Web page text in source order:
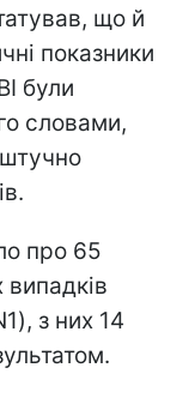
що й
показники
були
словами,
про 65
з них 14